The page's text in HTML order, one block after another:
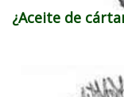
¿Aceite de